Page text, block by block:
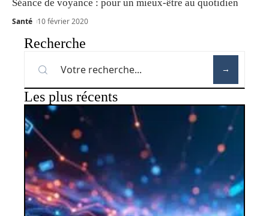
Séance de voyance : pour un mieux-être au quotidien
Santé 10 février 2020
Recherche
Les plus récents